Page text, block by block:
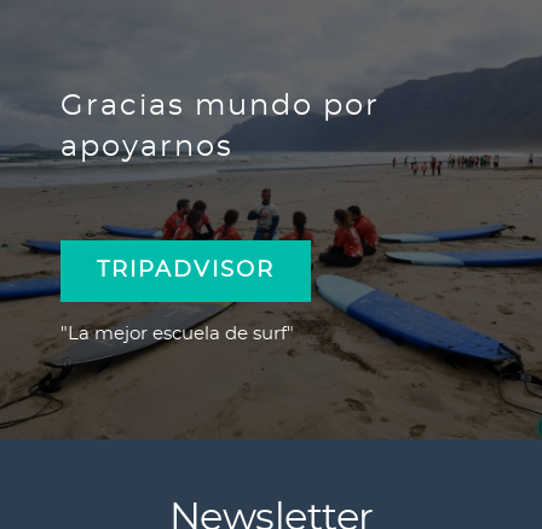
Gracias mundo por
apoyarnos
TRIPADVISOR
"La mejor escuela de surf"
Newsletter